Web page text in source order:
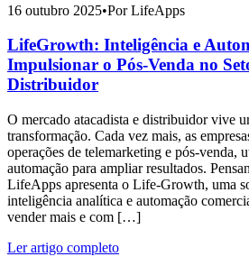
16 outubro 2025•Por LifeApps
LifeGrowth: Inteligência e
Impulsionar o Pós-Venda no
Distribuidor
O mercado atacadista e distribuidor vive
transformação. Cada vez mais, as
operações de telemarketing e pós-venda,
automação para ampliar resultados.
LifeApps apresenta o Life-Growth, uma
inteligência analítica e automação
vender mais e com […]
Ler artigo completo